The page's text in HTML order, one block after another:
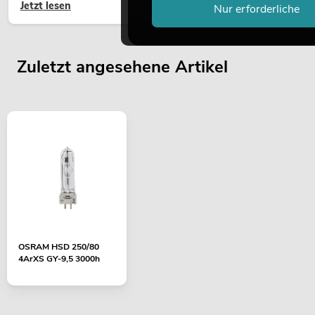
hochwertige Begrünung gehört heute längst zum modernen
Raumkonzept.
Jetzt lesen
Zuletzt angesehene Artikel
OSRAM HSD 250/80
4ArXS GY-9,5 3000h
Nur erforderliche